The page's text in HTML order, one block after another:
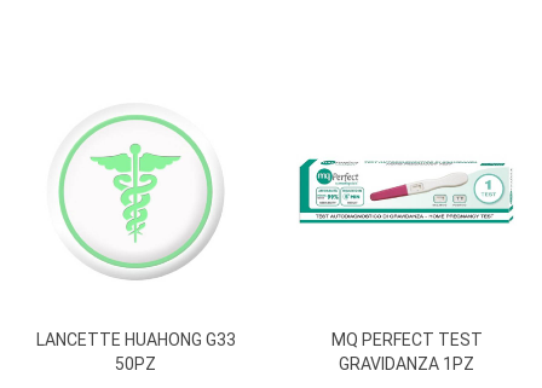
LANCETTE HUAHONG G33
50PZ
MQ PERFECT TEST
GRAVIDANZA 1PZ